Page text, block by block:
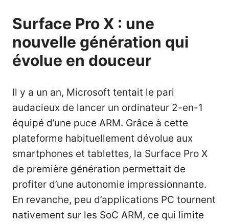
Surface Pro X : une
nouvelle génération qui
évolue en douceur
Il y a un an, Microsoft tentait le pari
audacieux de lancer un ordinateur 2-en-1
équipé d’une puce ARM. Grâce à cette
plateforme habituellement dévolue aux
smartphones et tablettes, la Surface Pro X
de première génération permettait de
profiter d’une autonomie impressionnante.
En revanche, peu d’applications PC tournent
nativement sur les SoC ARM, ce qui limite